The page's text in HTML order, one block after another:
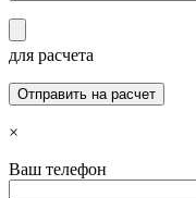
для расчета
×
Ваш телефон